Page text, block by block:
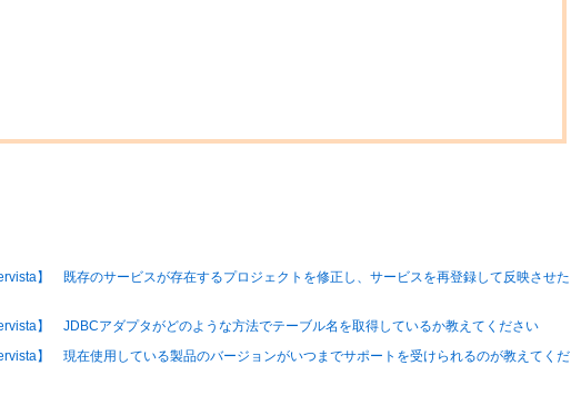
】 既存のサービスが存在するプロジェクトを修正し、サービスを再登録して反映させた
】 JDBCアダプタがどのような方法でテーブル名を取得しているか教えてください
】 現在使用している製品のバージョンがいつまでサポートを受けられるのが教えてくだ